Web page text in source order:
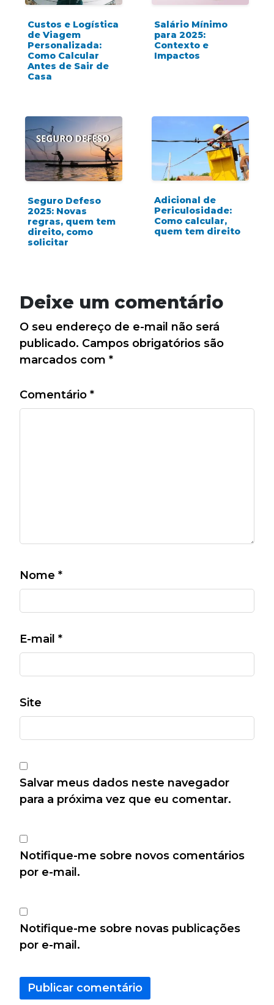
Custos e Logística
de Viagem
Personalizada:
Como Calcular
Antes de Sair de
Casa
Salário Mínimo
para 2025:
Contexto e
Impactos
Seguro Defeso
2025: Novas
regras, quem tem
direito, como
solicitar
Adicional de
Periculosidade:
Como calcular,
quem tem direito
Deixe um comentário
O seu endereço de e-mail não será
publicado. Campos obrigatórios são
marcados com *
Comentário *
Nome *
E-mail *
Site
Salvar meus dados neste navegador
para a próxima vez que eu comentar.
Notifique-me sobre novos comentários
por e-mail.
Notifique-me sobre novas publicações
por e-mail.